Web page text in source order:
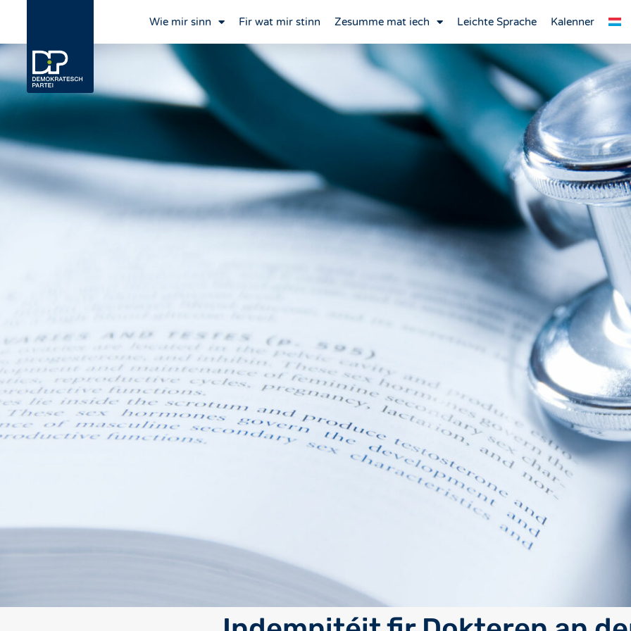
Wie mir sinn Fir wat mir stinn Zesumme mat iech Leichte Sprache Kalenner